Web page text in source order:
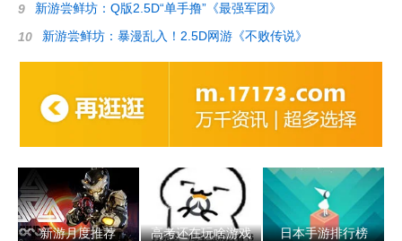
9 新游尝鲜坊：Q版2.5D“单手撸”《最强军团》
10 新游尝鲜坊：暴漫乱入！2.5D网游《不败传说》
新游月度推荐 高考还在玩啥游戏 日本手游排行榜